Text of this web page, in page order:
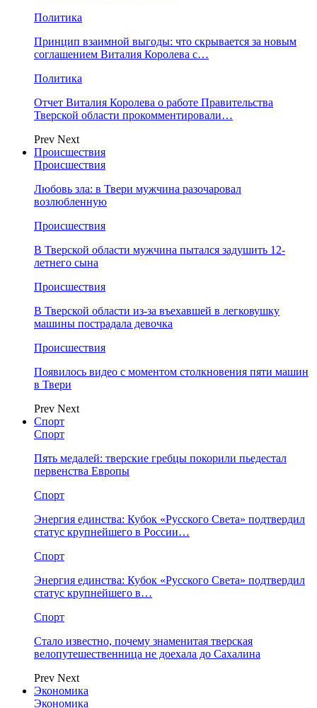
Политика
Принцип взаимной выгоды: что скрывается за новым
соглашением Виталия Королева с…
Политика
Отчет Виталия Королева о работе Правительства
Тверской области прокомментировали…
Prev Next
Происшествия
Происшествия
Любовь зла: в Твери мужчина разочаровал
возлюбленную
Происшествия
В Тверской области мужчина пытался задушить 12-
летнего сына
Происшествия
В Тверской области из-за въехавшей в легковушку
машины пострадала девочка
Происшествия
Появилось видео с моментом столкновения пяти машин
в Твери
Prev Next
Спорт
Спорт
Пять медалей: тверские гребцы покорили пьедестал
первенства Европы
Спорт
Энергия единства: Кубок «Русского Света» подтвердил
статус крупнейшего в России…
Спорт
Энергия единства: Кубок «Русского Света» подтвердил
статус крупнейшего в…
Спорт
Стало известно, почему знаменитая тверская
велопутешественница не доехала до Сахалина
Prev Next
Экономика
Экономика